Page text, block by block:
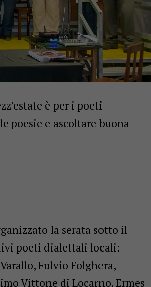
è per i poeti
poesie e ascoltare buona
la serata sotto il
poeti dialettali locali:
Fulvio Folghera,
Vittone di Locarno. Ermes